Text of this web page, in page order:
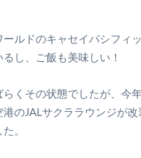
ルドのキャセイパシフィ
し、ご飯も美味しい！
くその状態でしたが、今
港のJALサクララウンジが
。